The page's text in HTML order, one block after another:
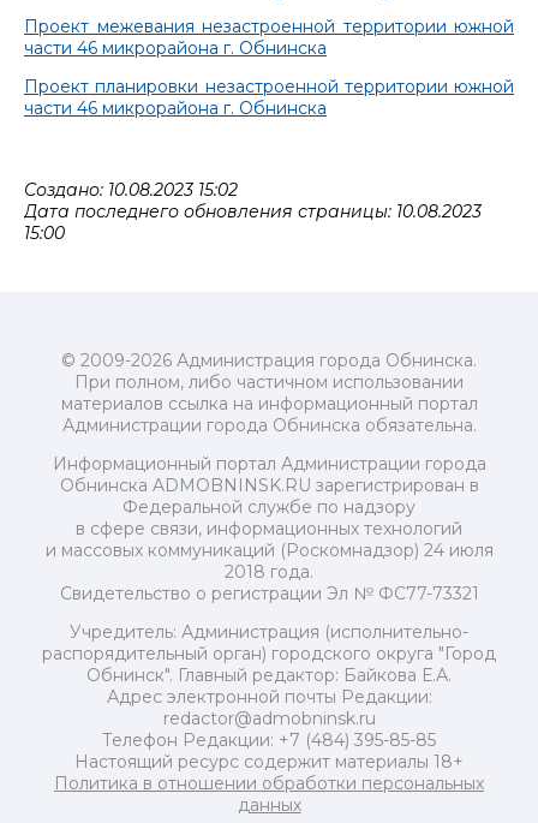
Проект межевания незастроенной территории южной
части 46 микрорайона г. Обнинска
Проект планировки незастроенной территории южной
части 46 микрорайона г. Обнинска
Создано: 10.08.2023 15:02
Дата последнего обновления страницы: 10.08.2023
15:00
© 2009-2026 Администрация города Обнинска.
При полном, либо частичном использовании
материалов ссылка на информационный портал
Администрации города Обнинска обязательна.
Информационный портал Администрации города
Обнинска ADMOBNINSK.RU зарегистрирован в
Федеральной службе по надзору
в сфере связи, информационных технологий
и массовых коммуникаций (Роскомнадзор) 24 июля
2018 года.
Свидетельство о регистрации Эл № ФС77-73321
Учредитель: Администрация (исполнительно-
распорядительный орган) городского округа "Город
Обнинск". Главный редактор: Байкова Е.А.
Адрес электронной почты Редакции:
redactor@admobninsk.ru
Телефон Редакции: +7 (484) 395-85-85
Настоящий ресурс содержит материалы 18+
Политика в отношении обработки персональных
данных